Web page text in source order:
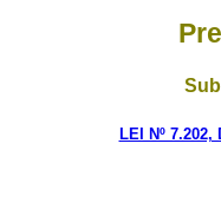
LEI Nº 7.202,